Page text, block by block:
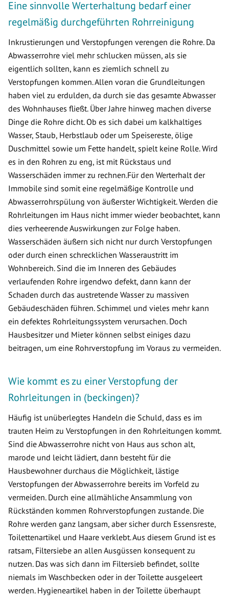
Eine sinnvolle Werterhaltung bedarf einer
regelmäßig durchgeführten Rohrreinigung
Inkrustierungen und Verstopfungen verengen die Rohre. Da
Abwasserrohre viel mehr schlucken müssen, als sie
eigentlich sollten, kann es ziemlich schnell zu
Verstopfungen kommen. Allen voran die Grundleitungen
haben viel zu erdulden, da durch sie das gesamte Abwasser
des Wohnhauses fließt. Über Jahre hinweg machen diverse
Dinge die Rohre dicht. Ob es sich dabei um kalkhaltiges
Wasser, Staub, Herbstlaub oder um Speisereste, ölige
Duschmittel sowie um Fette handelt, spielt keine Rolle. Wird
es in den Rohren zu eng, ist mit Rückstaus und
Wasserschäden immer zu rechnen.Für den Werterhalt der
Immobile sind somit eine regelmäßige Kontrolle und
Abwasserrohrspülung von äußerster Wichtigkeit. Werden die
Rohrleitungen im Haus nicht immer wieder beobachtet, kann
dies verheerende Auswirkungen zur Folge haben.
Wasserschäden äußern sich nicht nur durch Verstopfungen
oder durch einen schrecklichen Wasseraustritt im
Wohnbereich. Sind die im Inneren des Gebäudes
verlaufenden Rohre irgendwo defekt, dann kann der
Schaden durch das austretende Wasser zu massiven
Gebäudeschäden führen. Schimmel und vieles mehr kann
ein defektes Rohrleitungssystem verursachen. Doch
Hausbesitzer und Mieter können selbst einiges dazu
beitragen, um eine Rohrverstopfung im Voraus zu vermeiden.
Wie kommt es zu einer Verstopfung der
Rohrleitungen in (beckingen)?
Häufig ist unüberlegtes Handeln die Schuld, dass es im
trauten Heim zu Verstopfungen in den Rohrleitungen kommt.
Sind die Abwasserrohre nicht von Haus aus schon alt,
marode und leicht lädiert, dann besteht für die
Hausbewohner durchaus die Möglichkeit, lästige
Verstopfungen der Abwasserrohre bereits im Vorfeld zu
vermeiden. Durch eine allmähliche Ansammlung von
Rückständen kommen Rohrverstopfungen zustande. Die
Rohre werden ganz langsam, aber sicher durch Essensreste,
Toilettenartikel und Haare verklebt. Aus diesem Grund ist es
ratsam, Filtersiebe an allen Ausgüssen konsequent zu
nutzen. Das was sich dann im Filtersieb befindet, sollte
niemals im Waschbecken oder in der Toilette ausgeleert
werden. Hygieneartikel haben in der Toilette überhaupt